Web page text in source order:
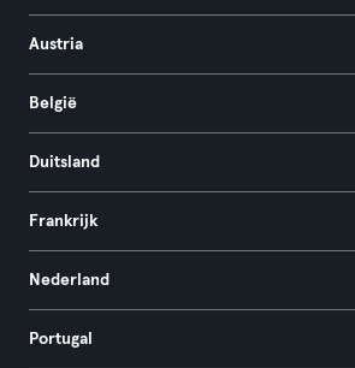
Austria
België
Duitsland
Frankrijk
Nederland
Portugal